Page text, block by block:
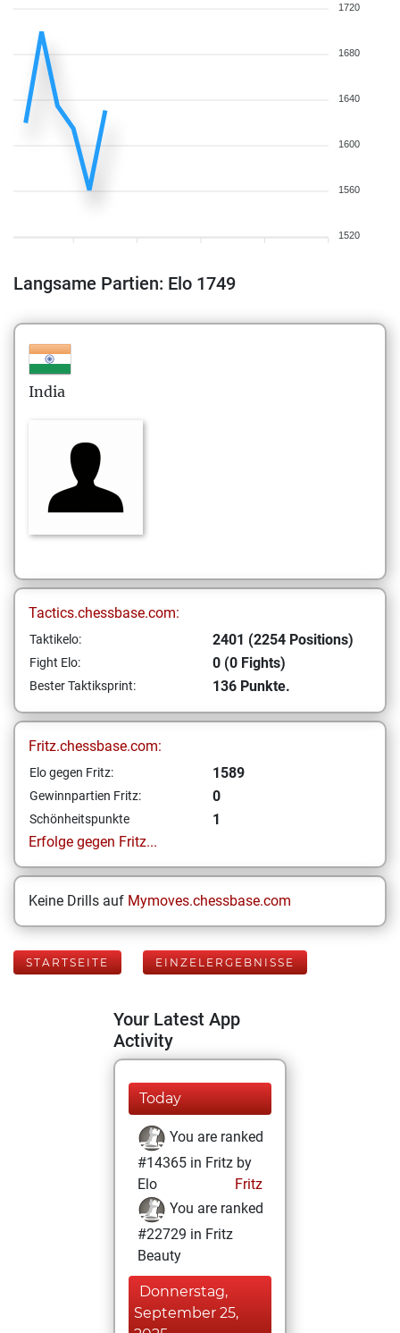
1720
1680
1640
1600
1560
1520
Langsame Partien: Elo 1749
India
Tactics.chessbase.com:
Taktikelo: 2401 (2254 Positions)
Fight Elo: 0 (0 Fights)
Bester Taktiksprint: 136 Punkte.
Fritz.chessbase.com:
Elo gegen Fritz: 1589
Gewinnpartien Fritz: 0
Schönheitspunkte
1
Erfolge gegen Fritz...
Keine Drills auf Mymoves.chessbase.com
STARTSEITE EINZELERGEBNISSE
Your Latest App
Activity
Today
You are ranked
#14365 in Fritz by
Elo
Fritz
You are ranked
#22729 in Fritz
Beauty
Donnerstag,
September 25,